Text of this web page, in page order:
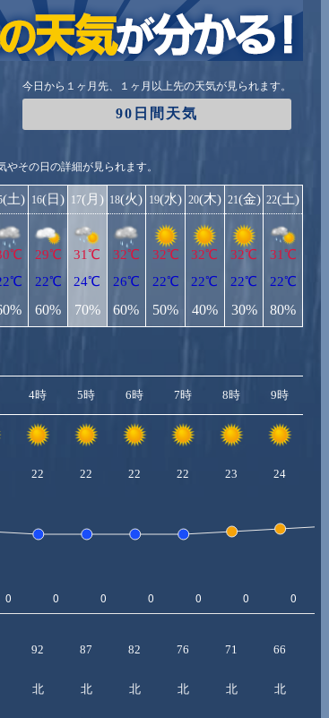
今日から１ヶ月先、１ヶ月以上先の天気が見られます。
90日間天気
その日の詳細が見られます。
(土) 16(日)
29℃
22℃
60%
17(月)
31℃
24℃
70%
18(火)
32℃
26℃
60%
19(水)
32℃
22℃
50%
20(木)
32℃
22℃
40%
21(金)
32℃
22℃
30%
22(土)
31℃
22℃
80%
4時 5時 6時 7時 8時 9時
22 22 22 22 23 24
92 87 82 76 71 66
北 北 北 北 北 北